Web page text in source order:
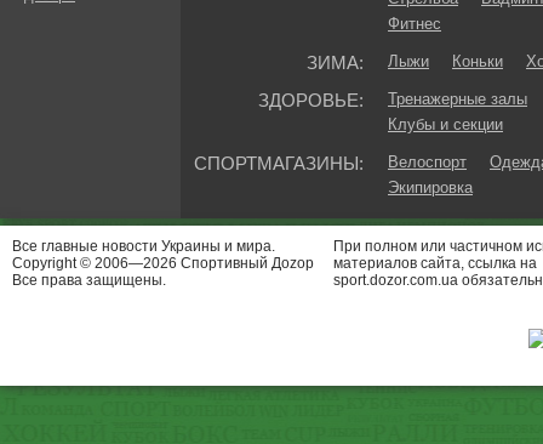
Фитнес
ЗИМА: Лыжи Коньки
ЗДОРОВЬЕ:
Тренажерные залы
Клубы и секции
СПОРТМАГАЗИНЫ: Велоспорт
Экипировка
Все главные новости Украины и мира.
Copyright © 2006—2026 Спортивный Доzор
Все права защищены.
При полном или частичном
материалов сайта, ссылка на
sport.dozor.com.ua